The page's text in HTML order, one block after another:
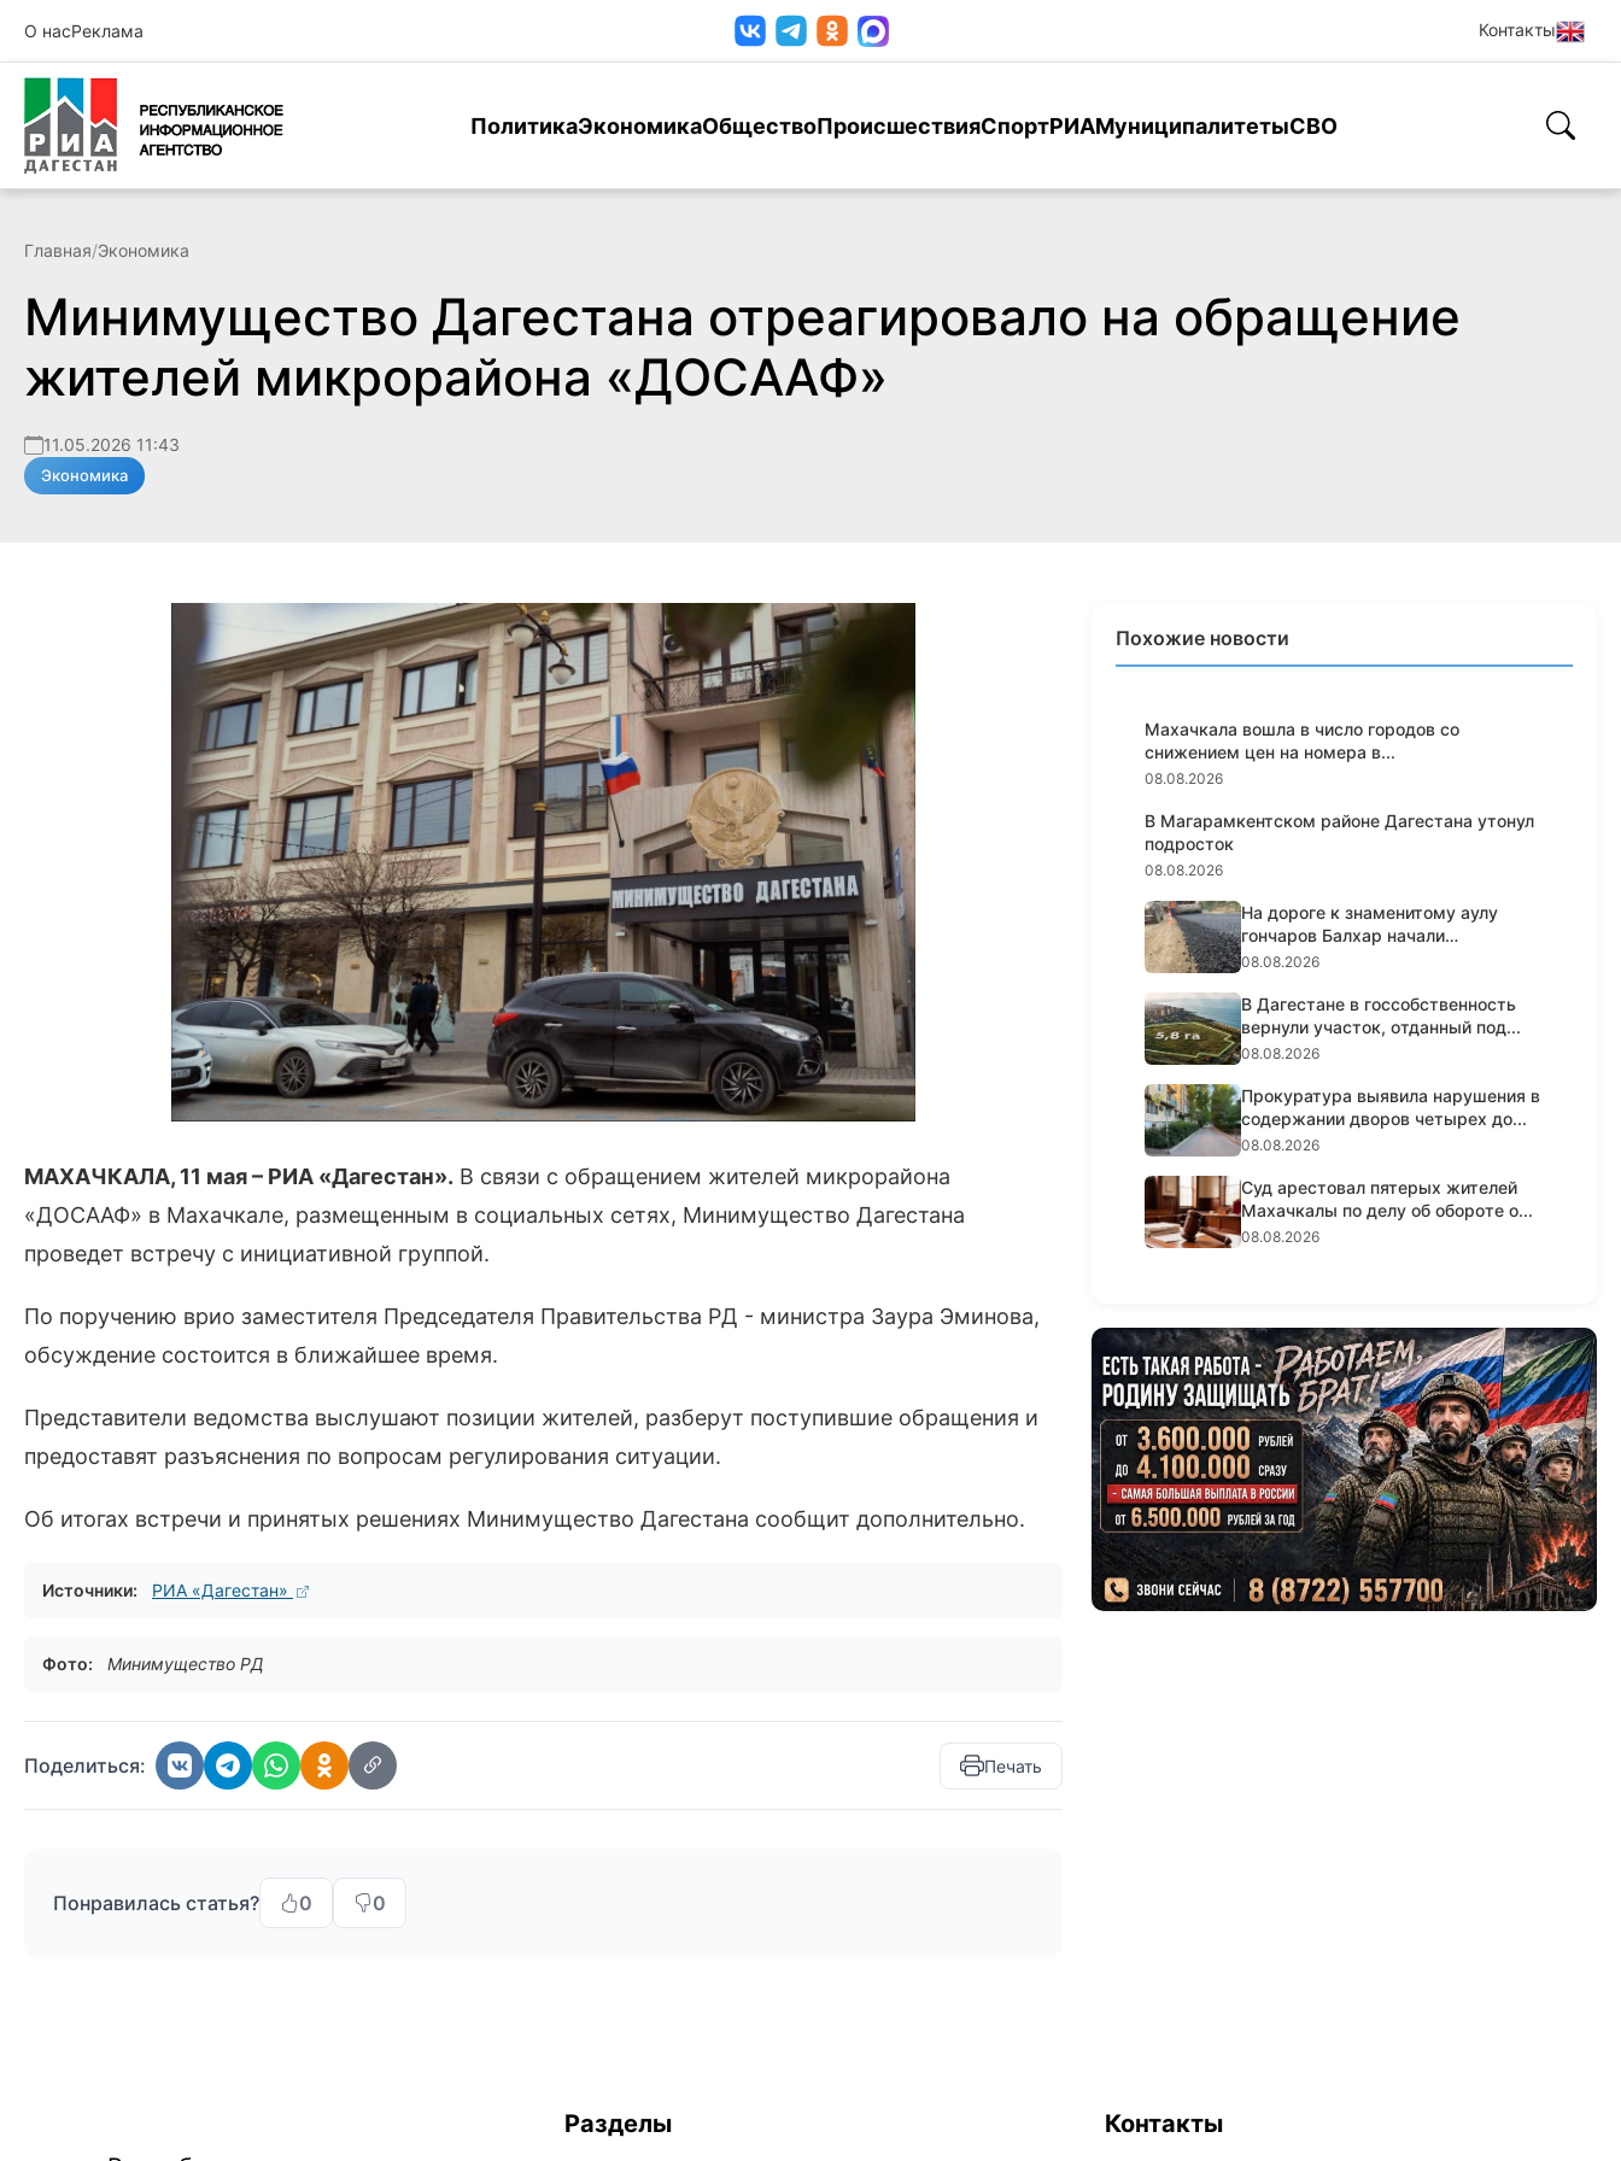
О насРеклама Контакты
ПолитикаЭкономикаОбществоПроисшествияСпортРИАМуниципалитетыСВО
Главная/Экономика
Минимущество Дагестана отреагировало на обращение
жителей микрорайона «ДОСААФ»
11.05.2026 11:43
Экономика
МАХАЧКАЛА, 11 мая – РИА «Дагестан». В связи с обращением жителей микрорайона
«ДОСААФ» в Махачкале, размещенным в социальных сетях, Минимущество Дагестана
проведет встречу с инициативной группой.
По поручению врио заместителя Председателя Правительства РД - министра Заура Эминова,
обсуждение состоится в ближайшее время.
Представители ведомства выслушают позиции жителей, разберут поступившие обращения и
предоставят разъяснения по вопросам регулирования ситуации.
Об итогах встречи и принятых решениях Минимущество Дагестана сообщит дополнительно.
Источники: РИА «Дагестан»
Фото: Минимущество РД
Поделиться: Печать
Понравилась статья? 0 0
Похожие новости
Махачкала вошла в число городов со
снижением цен на номера в...
08.08.2026
В Магарамкентском районе Дагестана утонул
подросток
08.08.2026
На дороге к знаменитому аулу
гончаров Балхар начали
укладыва...
08.08.2026
В Дагестане в госсобственность
вернули участок, отданный под...
08.08.2026
Прокуратура выявила нарушения в
содержании дворов четырех до...
08.08.2026
Суд арестовал пятерых жителей
Махачкалы по делу об обороте о...
08.08.2026
Разделы Контакты